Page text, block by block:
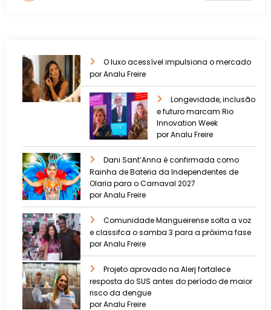
O luxo acessível impulsiona o mercado
por Analu Freire
Longevidade, inclusão
e futuro marcam Rio
Innovation Week
por Analu Freire
Dani Sant’Anna é confirmada como
Rainha de Bateria da Independentes de
Olaria para o Carnaval 2027
por Analu Freire
Comunidade Mangueirense solta a voz
e classifca o samba 3 para a próxima fase
por Analu Freire
Projeto aprovado na Alerj fortalece
resposta do SUS antes do período de maior
risco da dengue
por Analu Freire